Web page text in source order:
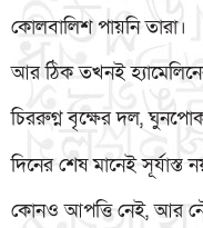
কোলবালিশ পায়নি তারা।
আর ঠিক তখনই
চিররুগ্ন বৃক্ষের দল,
দিনের শেষ মানেই সূর্যাস্ত
কোনও আপত্তি নেই, আর